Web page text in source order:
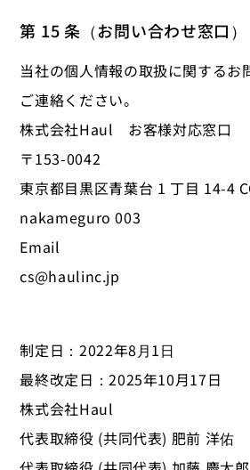
第 15 条（お問い合わせ窓口）
当社の個人情報の取扱に関するお
ご連絡ください。
株式会社Haul お客様対応窓口
〒153-0042
東京都目黒区青葉台 1 丁目 14-4
nakameguro 003
Email
cs@haulinc.jp
制定日：2022年8⽉1⽇
最終改定日：2025年10月17日
株式会社Haul
代表取締役 (共同代表) 肥前 洋佑